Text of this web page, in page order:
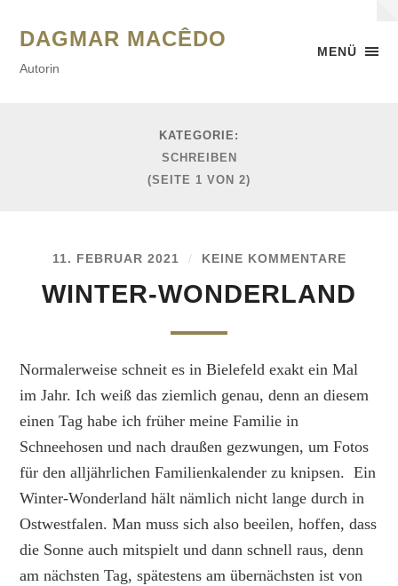
MENÜ
DAGMAR MACÊDO
Autorin
KATEGORIE:
SCHREIBEN
(SEITE 1 VON 2)
11. FEBRUAR 2021 / KEINE KOMMENTARE
WINTER-WONDERLAND
Normalerweise schneit es in Bielefeld exakt ein Mal
im Jahr. Ich weiß das ziemlich genau, denn an diesem
einen Tag habe ich früher meine Familie in
Schneehosen und nach draußen gezwungen, um Fotos
für den alljährlichen Familienkalender zu knipsen. Ein
Winter-Wonderland hält nämlich nicht lange durch in
Ostwestfalen. Man muss sich also beeilen, hoffen, dass
die Sonne auch mitspielt und dann schnell raus, denn
am nächsten Tag, spätestens am übernächsten ist von